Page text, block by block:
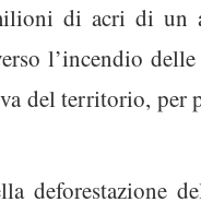
di acri di
l’incendio
del territorio,
deforestazione